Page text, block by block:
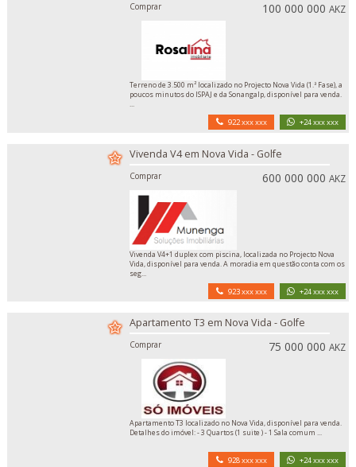
Comprar 100 000 000AKZ
Terreno de 3.500 m² localizado no Projecto Nova Vida (1.ª Fase), a
poucos minutos do ISPAJ e da Sonangalp, disponível para venda.
...
922 xxx xxx +24 xxx xxx
Vivenda V4 em Nova Vida - Golfe
Comprar 600 000 000AKZ
Vivenda V4+1 duplex com piscina, localizada no Projecto Nova
Vida, disponível para venda. A moradia em questão conta com os
seg...
923 xxx xxx +24 xxx xxx
Apartamento T3 em Nova Vida - Golfe
Comprar 75 000 000AKZ
Apartamento T3 localizado no Nova Vida, disponível para venda.
Detalhes do imóvel: - 3 Quartos (1 suite ) - 1 Sala comum ...
928 xxx xxx +24 xxx xxx